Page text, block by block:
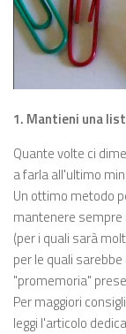
1. Mantieni una
Quante volte ci
a farla all'ultimo
Un ottimo metodo
mantenere sempre
(per i quali sarà
per le quali
"promemoria"
Per maggiori
leggi l'articolo